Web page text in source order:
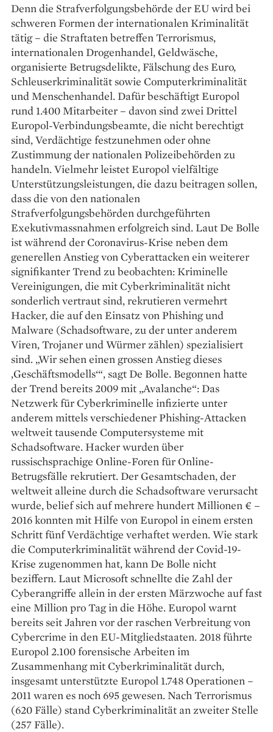
Denn die Strafverfolgungsbehörde der EU wird bei
schweren Formen der internationalen Kriminalität
tätig – die Straftaten betreffen Terrorismus,
internationalen Drogenhandel, Geldwäsche,
organisierte Betrugsdelikte, Fälschung des Euro,
Schleuserkriminalität sowie Computerkriminalität
und Menschenhandel. Dafür beschäftigt Europol
rund 1.400 Mitarbeiter – davon sind zwei Drittel
Europol-Verbindungsbeamte, die nicht berechtigt
sind, Verdächtige festzunehmen oder ohne
Zustimmung der nationalen Polizeibehörden zu
handeln. Vielmehr leistet Europol vielfältige
Unterstützungsleistungen, die dazu beitragen sollen,
dass die von den nationalen
Strafverfolgungsbehörden durchgeführten
Exekutivmassnahmen erfolgreich sind. Laut De Bolle
ist während der Coronavirus-Krise neben dem
generellen Anstieg von Cyberattacken ein weiterer
signifikanter Trend zu beobachten: Kriminelle
Vereinigungen, die mit Cyberkriminalität nicht
sonderlich vertraut sind, rekrutieren vermehrt
Hacker, die auf den Einsatz von Phishing und
Malware ­(Schadsoftware, zu der unter anderem
Viren, Trojaner und Würmer zählen) spezialisiert
sind. „Wir sehen einen grossen Anstieg dieses
‚Geschäfts­modells‘“, sagt De Bolle. Begonnen hatte
der Trend bereits 2009 mit „Avalanche“: Das
Netzwerk für Cyberkriminelle infizierte unter
anderem mittels verschiedener Phishing-Attacken
weltweit tausende Computersysteme mit
Schadsoftware. Hacker wurden über
russischsprachige Online-Foren für Online-
Betrugsfälle rekrutiert. Der Gesamtschaden, der
weltweit alleine durch die Schadsoftware verursacht
wurde, belief sich auf mehrere hundert Millionen € –
2016 konnten mit Hilfe von Europol in einem ersten
Schritt fünf Verdächtige verhaftet werden. Wie stark
die Computerkriminalität während der Covid-19-
Krise zugenommen hat, kann De Bolle nicht
beziffern. Laut Microsoft schnellte die Zahl der
Cyberangriffe allein in der ersten Märzwoche auf fast
eine Million pro Tag in die Höhe. Europol warnt
bereits seit Jahren vor der raschen Verbreitung von
Cybercrime in den EU-Mitglied­staaten. 2018 führte
Europol 2.100 ­forensische Arbeiten im
Zusammenhang mit Cyberkriminalität durch,
insgesamt unterstützte Europol 1.748 Operationen –
2011 waren es noch 695 gewesen. Nach Terrorismus
(620 Fälle) stand ­Cyberkriminalität an zweiter ­Stelle
(257 Fälle).